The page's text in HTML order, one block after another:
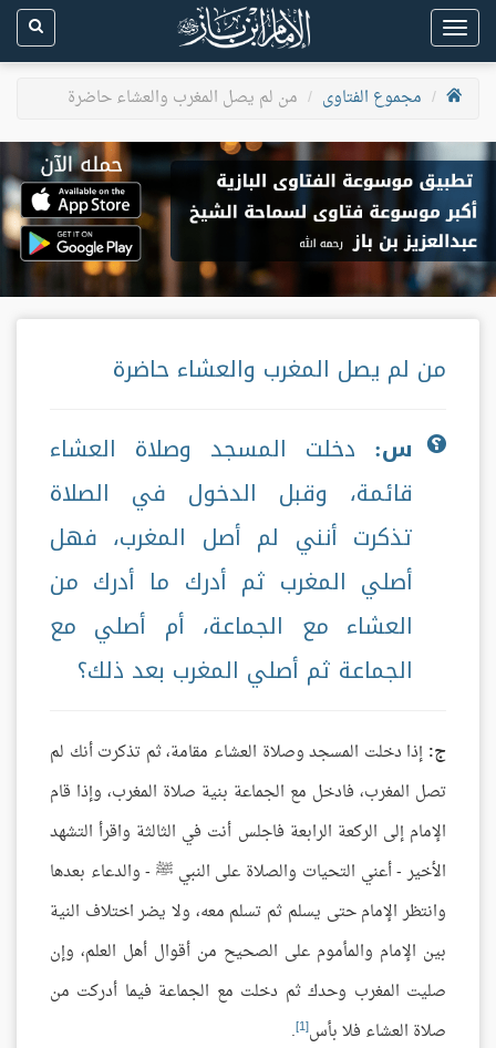
Toggle
navigation
مجموع الفتاوى
من لم يصل المغرب والعشاء حاضرة
من لم يصل المغرب والعشاء حاضرة
س: دخلت المسجد وصلاة العشاء
قائمة، وقبل الدخول في الصلاة
تذكرت أنني لم أصل المغرب، فهل
أصلي المغرب ثم أدرك ما أدرك من
العشاء مع الجماعة، أم أصلي مع
الجماعة ثم أصلي المغرب بعد ذلك؟
ج: إذا دخلت المسجد وصلاة العشاء مقامة، ثم تذكرت أنك لم
تصل المغرب، فادخل مع الجماعة بنية صلاة المغرب، وإذا قام
الإمام إلى الركعة الرابعة فاجلس أنت في الثالثة واقرأ التشهد
الأخير - أعني التحيات والصلاة على النبي ﷺ - والدعاء بعدها
وانتظر الإمام حتى يسلم ثم تسلم معه، ولا يضر اختلاف النية
بين الإمام والمأموم على الصحيح من أقوال أهل العلم، وإن
صليت المغرب وحدك ثم دخلت مع الجماعة فيما أدركت من
صلاة العشاء فلا بأس[1]
.